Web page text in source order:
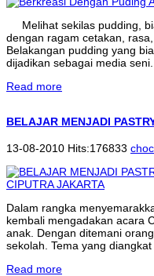
Melihat sekilas pudding,
dengan ragam cetakan,
Belakangan pudding yang
dijadikan sebagai media seni.
Read more
BELAJAR MENJADI
13-08-2010 Hits:176833
Dalam rangka
kembali mengadakan acara
anak. Dengan ditemani
sekolah. Tema yang
Read more